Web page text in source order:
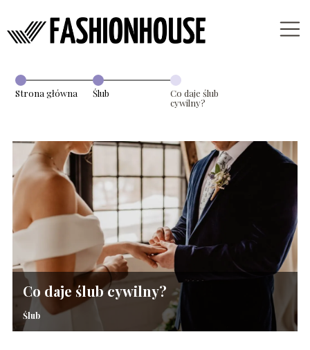
Strona główna Ślub
Co daje ślub
cywilny?
Co daje ślub cywilny?
Ślub